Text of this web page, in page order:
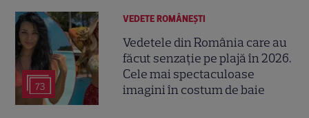
73
VEDETE ROMÂNEŞTI
Vedetele din România care au
făcut senzație pe plajă în 2026.
Cele mai spectaculoase
imagini în costum de baie